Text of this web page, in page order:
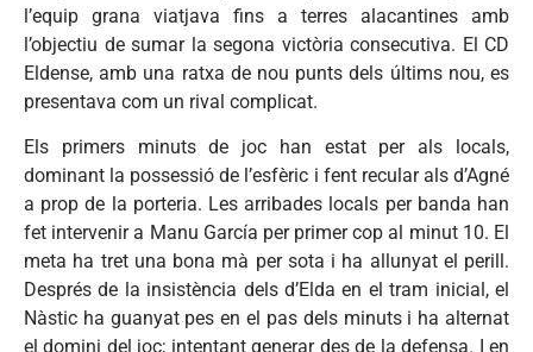
l’equip grana viatjava fins a terres alacantines amb
l’objectiu de sumar la segona victòria consecutiva. El CD
Eldense, amb una ratxa de nou punts dels últims nou, es
presentava com un rival complicat.
Els primers minuts de joc han estat per als locals,
dominant la possessió de l’esfèric i fent recular als d’Agné
a prop de la porteria. Les arribades locals per banda han
fet intervenir a Manu García per primer cop al minut 10. El
meta ha tret una bona mà per sota i ha allunyat el perill.
Després de la insistència dels d’Elda en el tram inicial, el
Nàstic ha guanyat pes en el pas dels minuts i ha alternat
el domini del joc; intentant generar des de la defensa. I en